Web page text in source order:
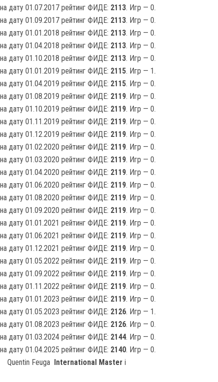
на дату 01.07.2017 рейтинг ФИДЕ: 2113. Игр — 0.
на дату 01.09.2017 рейтинг ФИДЕ: 2113. Игр — 0.
на дату 01.01.2018 рейтинг ФИДЕ: 2113. Игр — 0.
на дату 01.04.2018 рейтинг ФИДЕ: 2113. Игр — 0.
на дату 01.10.2018 рейтинг ФИДЕ: 2113. Игр — 0.
на дату 01.01.2019 рейтинг ФИДЕ: 2115. Игр — 1.
на дату 01.04.2019 рейтинг ФИДЕ: 2115. Игр — 0.
на дату 01.08.2019 рейтинг ФИДЕ: 2119. Игр — 0.
на дату 01.10.2019 рейтинг ФИДЕ: 2119. Игр — 0.
на дату 01.11.2019 рейтинг ФИДЕ: 2119. Игр — 0.
на дату 01.12.2019 рейтинг ФИДЕ: 2119. Игр — 0.
на дату 01.02.2020 рейтинг ФИДЕ: 2119. Игр — 0.
на дату 01.03.2020 рейтинг ФИДЕ: 2119. Игр — 0.
на дату 01.04.2020 рейтинг ФИДЕ: 2119. Игр — 0.
на дату 01.06.2020 рейтинг ФИДЕ: 2119. Игр — 0.
на дату 01.08.2020 рейтинг ФИДЕ: 2119. Игр — 0.
на дату 01.09.2020 рейтинг ФИДЕ: 2119. Игр — 0.
на дату 01.01.2021 рейтинг ФИДЕ: 2119. Игр — 0.
на дату 01.06.2021 рейтинг ФИДЕ: 2119. Игр — 0.
на дату 01.12.2021 рейтинг ФИДЕ: 2119. Игр — 0.
на дату 01.05.2022 рейтинг ФИДЕ: 2119. Игр — 0.
на дату 01.09.2022 рейтинг ФИДЕ: 2119. Игр — 0.
на дату 01.11.2022 рейтинг ФИДЕ: 2119. Игр — 0.
на дату 01.01.2023 рейтинг ФИДЕ: 2119. Игр — 0.
на дату 01.05.2023 рейтинг ФИДЕ: 2126. Игр — 1.
на дату 01.08.2023 рейтинг ФИДЕ: 2126. Игр — 0.
на дату 01.03.2024 рейтинг ФИДЕ: 2144. Игр — 0.
на дату 01.04.2025 рейтинг ФИДЕ: 2140. Игр — 0.
Quentin Feuga International Master i